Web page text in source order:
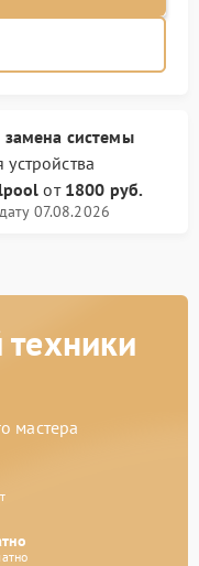
системы
от 1800 руб.
07.08.2026
мастера